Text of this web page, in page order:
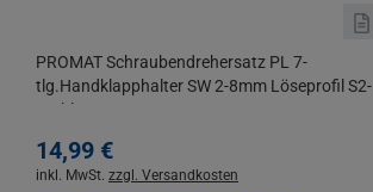
PROMAT Schraubendrehersatz PL 7-
tlg.Handklapphalter SW 2-8mm Löseprofil S2-
Stahl
14,99 €
inkl. MwSt. zzgl. Versandkosten